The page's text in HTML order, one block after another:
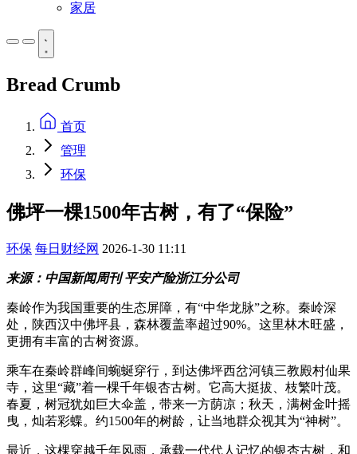
家居
Bread Crumb
首页
管理
环保
佛坪一棵1500年古树，有了“保险”
环保 每日财经网 2026-1-30 11:11
来源：中国新闻周刊 平安产险浙江分公司
秦岭作为我国重要的生态屏障，有“中华龙脉”之称。秦岭深
处，陕西汉中佛坪县，森林覆盖率超过90%。这里林木旺盛，
更拥有丰富的古树资源。
乘车在秦岭群峰间蜿蜒穿行，到达佛坪西岔河镇三教殿村仙果
寺，这里“藏”着一棵千年银杏古树。它高大挺拔、枝繁叶茂。
春夏，树冠犹如巨大伞盖，带来一方荫凉；秋天，满树金叶摇
曳，灿若彩蝶。约1500年的树龄，让当地群众视其为“神树”。
最近，这棵穿越千年风雨，承载一代代人记忆的银杏古树，和